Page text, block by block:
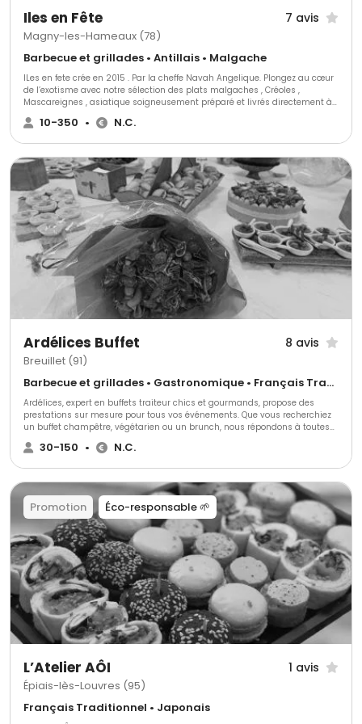
Iles en Fête 7 avis
Magny-les-Hameaux (78)
Barbecue et grillades • Antillais • Malgache
ILes en fete crée en 2015 . Par la cheffe Navah Angelique. Plongez au cœur
de l’exotisme avec notre sélection des plats malgaches , Créoles ,
Mascareignes , asiatique soigneusement préparé et livrés directement à
votre porte . Que ce soit pour une occasion festive, les entreprises entre
collègues, un brunch du dimanche ou un simple désir de voyager par les
les Accras , rougail saucisse, Romazava, Biryani , les mignardises salés.
Changeant une ambiance en exotisme pour nos fêtes de mariages , nos
fêtes familiales anniversaires . Ou Commandez en un clic et profitez nos
livraisons rapide dans un rayon de 5 à 20 km pour un festin prêt à
déguster sans effort.
10-350 • N.C.
Ardélices Buffet 8 avis
Breuillet (91)
Barbecue et grillades • Gastronomique • Français Traditionnel
Ardélices, expert en buffets traiteur chics et gourmands, propose des
prestations sur mesure pour tous vos événements. Que vous recherchiez
un buffet champêtre, végétarien ou un brunch, nous répondons à toutes
vos envies. Idéal pour réceptions privées, événements professionnels et
collectivités, Ardélices est votre partenaire de confiance pour une
30-150 • N.C.
Promotion Éco-responsable 🌱
L’Atelier AÔI 1 avis
Épiais-lès-Louvres (95)
Français Traditionnel • Japonais